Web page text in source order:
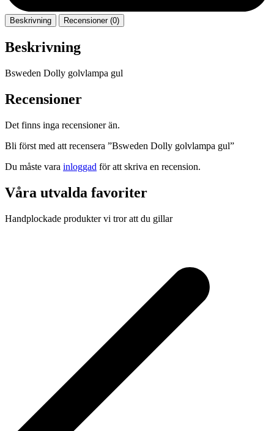
Beskrivning Recensioner (0)
Beskrivning
Bsweden Dolly golvlampa gul
Recensioner
Det finns inga recensioner än.
Bli först med att recensera ”Bsweden Dolly golvlampa gul”
Du måste vara inloggad för att skriva en recension.
Våra utvalda favoriter
Handplockade produkter vi tror att du gillar